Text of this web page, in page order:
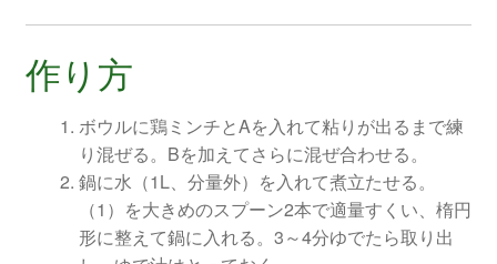
作り方
ボウルに鶏ミンチとAを入れて粘りが出るまで練
り混ぜる。Bを加えてさらに混ぜ合わせる。
鍋に水（1L、分量外）を入れて煮立たせる。
（1）を大きめのスプーン2本で適量すくい、楕円
形に整えて鍋に入れる。3～4分ゆでたら取り出